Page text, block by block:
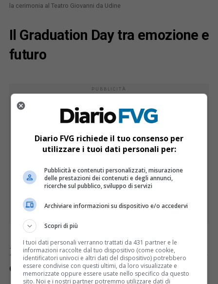
la cerimonia al Teatro Giovanni da Udine
Il Graduation Day tra emozione e
futuro
Il cuore della serata è stato naturalmente il
Graduation Day, momento atteso dagli
Diario FVG richiede il tuo consenso per
utilizzare i tuoi dati personali per:
Pubblicità e contenuti personalizzati, misurazione
delle prestazioni dei contenuti e degli annunci,
ricerche sul pubblico, sviluppo di servizi
Archiviare informazioni su dispositivo e/o accedervi
Scopri di più
I tuoi dati personali verranno trattati da 431 partner e le
informazioni raccolte dal tuo dispositivo (come cookie,
identificatori univoci e altri dati del dispositivo) potrebbero
essere condivise con questi ultimi, da loro visualizzate e
memorizzate oppure essere usate nello specifico da questo
sito. Noi e i nostri partner potremmo utilizzare dati di